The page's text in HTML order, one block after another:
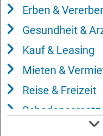
Erben &
Gesundheit &
Kauf & Leasing
Mieten &
Reise & Freizeit
Sozialleistungen